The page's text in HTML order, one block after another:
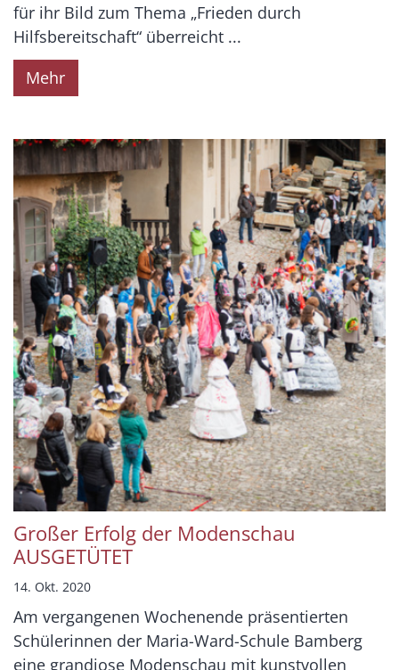
für ihr Bild zum Thema „Frieden durch
Hilfsbereitschaft“ überreicht ...
Mehr
Großer Erfolg der Modenschau
AUSGETÜTET
14. Okt. 2020
Am vergangenen Wochenende präsentierten
Schülerinnen der Maria-Ward-Schule Bamberg
eine grandiose Modenschau mit kunstvollen